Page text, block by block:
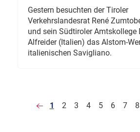
Gestern besuchten der Tiroler
Verkehrslandesrat René
und sein Südtiroler Amtskollege
Alfreider (Italien) das Alstom-
italienischen Savigliano.
1 2 3 4 5 6 7 8